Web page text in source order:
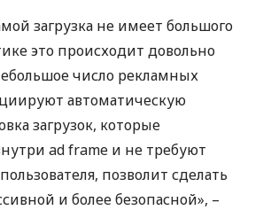
загрузка не имеет большого
это происходит довольно
число рекламных
автоматическую
загрузок, которые
ad frame и не требуют
позволит сделать
и более безопасной», –